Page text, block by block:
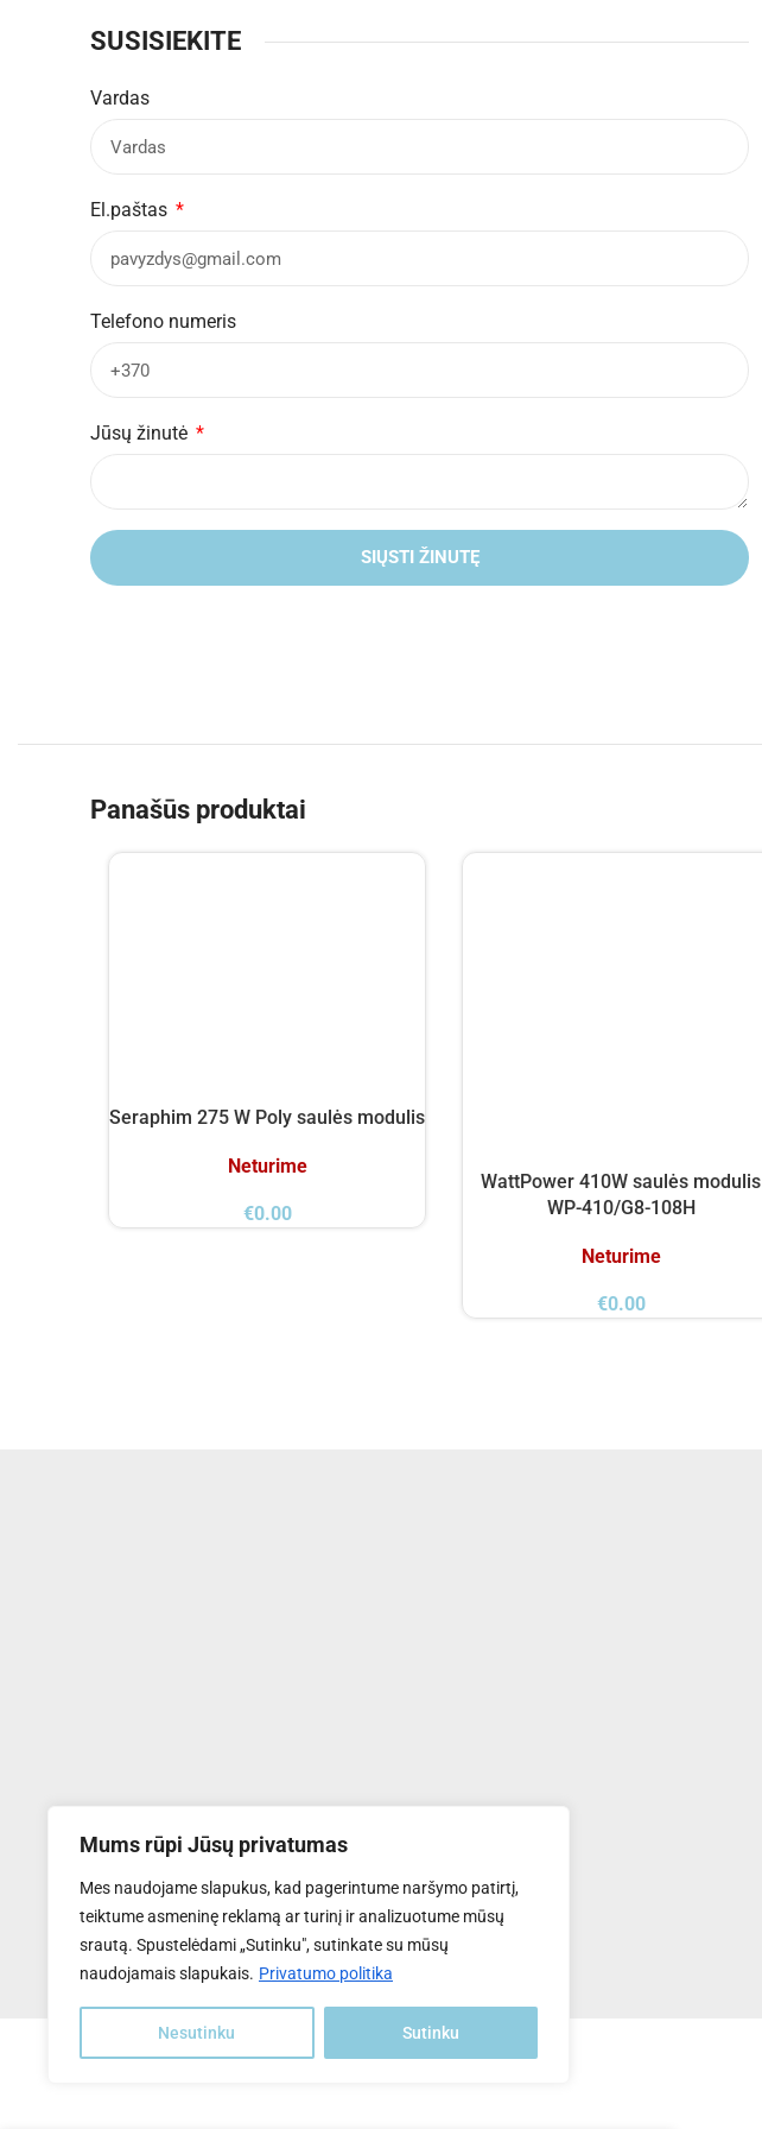
Mums rūpi Jūsų privatumas
Mes naudojame slapukus, kad pagerintume naršymo patirtį,
teiktume asmeninę reklamą ar turinį ir analizuotume mūsų
srautą. Spustelėdami „Sutinku", sutinkate su mūsų
naudojamais slapukais. Privatumo politika
Nesutinku Sutinku
SUSISIEKITE
Vardas
El.paštas
Telefono numeris
Jūsų žinutė
SIŲSTI ŽINUTĘ
Panašūs produktai
Seraphim 275 W Poly saulės modulis
Neturime
€0.00
WattPower 410W saulės modulis
WP-410/G8-108H
Neturime
€0.00
UAB "Transventa Solar"
Tel:+370 6169 5809
El.paštas: info@transventa-solar.lt
Adresas
: J. Dalinkevičiaus g. 2K, Naujoji Akmenė, LT-85118